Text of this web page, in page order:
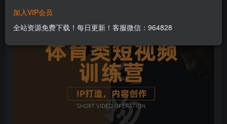
加入VIP会员
全站资源免费下载！每日更新！客服微信：964828